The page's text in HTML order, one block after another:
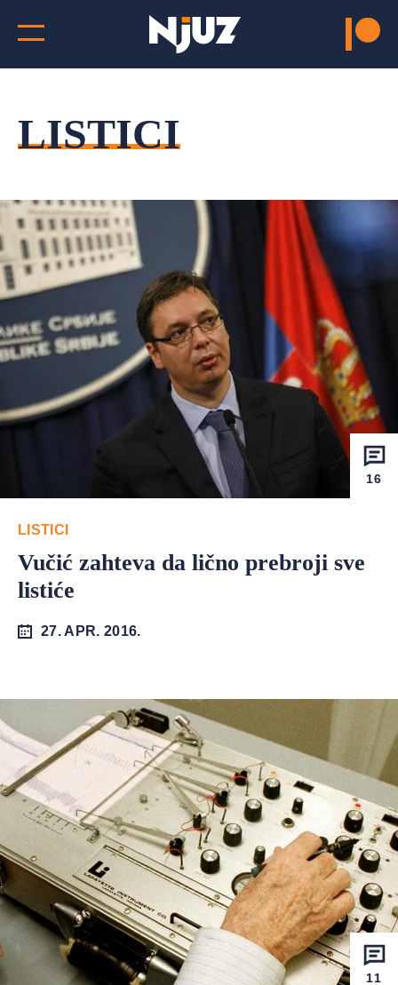
LISTICI
16
LISTICI
Vučić zahteva da lično prebroji sve
listiće
27. APR. 2016.
11